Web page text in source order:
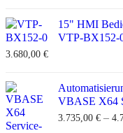
15" HMI
VTP-BX152-
3.680,00 €
VBASE X64
3.735,00 € –